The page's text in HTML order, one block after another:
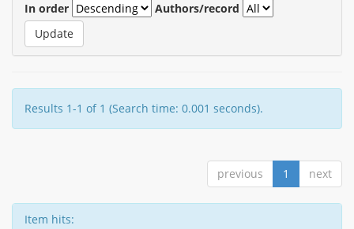
In order
Authors/record
Results 1-1 of 1 (Search time: 0.001 seconds).
previous 1 next
Item hits: